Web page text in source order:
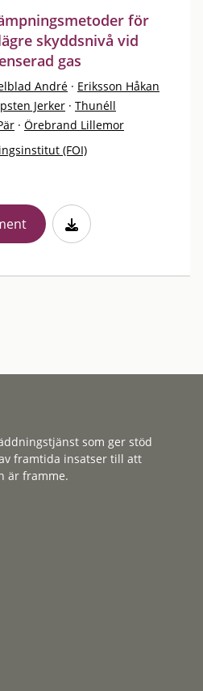
för
skyddsnivå vid
gas
André · Eriksson Håkan
Jerker · Thunéll
· Örebrand Lillemor
(FOI)
som ger stöd
framtida insatser till att
är framme.